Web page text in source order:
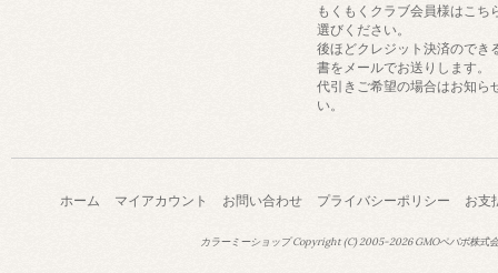
もくもくクラブ会員様はこち
選びください。
後ほどクレジット決済のでき
書をメールでお送りします。
代引きご希望の場合はお知ら
い。
ホーム マイアカウント お問い合わせ プライバシーポリシー お支
カラーミーショップCopyright (C) 2005-2026GMOペパボ株式